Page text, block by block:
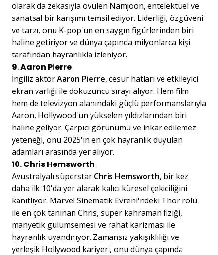
olarak da zekasıyla övülen Namjoon, entelektüel ve
sanatsal bir karışımı temsil ediyor. Liderliği, özgüveni
ve tarzı, onu K-pop'un en saygın figürlerinden biri
haline getiriyor ve dünya çapında milyonlarca kişi
tarafından hayranlıkla izleniyor.
9. Aaron Pierre
İngiliz aktörAaron Pierre, cesur hatları ve etkileyici
ekran varlığı ile dokuzuncu sırayı alıyor. Hem film
hem de televizyon alanındaki güçlü performanslarıyla
Aaron, Hollywood'un yükselen yıldızlarından biri
haline geliyor. Çarpıcı görünümü ve inkar edilemez
yeteneği, onu 2025'in en çok hayranlık duyulan
adamları arasında yer alıyor.
10. Chris Hemsworth
Avustralyalı süperstar Chris Hemsworth, bir kez
daha ilk 10'da yer alarak kalıcı küresel çekiciliğini
kanıtlıyor. Marvel Sinematik Evreni'ndeki Thor rolü
ile en çok tanınan Chris, süper kahraman fiziği,
manyetik gülümsemesi ve rahat karizması ile
hayranlık uyandırıyor. Zamansız yakışıklılığı ve
yerleşik Hollywood kariyeri, onu dünya çapında